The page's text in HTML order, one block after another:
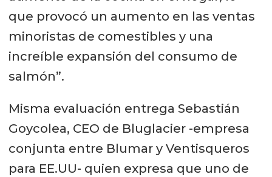
que provocó un aumento en las ventas
minoristas de comestibles y una
increíble expansión del consumo de
salmón”.
Misma evaluación entrega Sebastián
Goycolea, CEO de Bluglacier -empresa
conjunta entre Blumar y Ventisqueros
para EE.UU- quien expresa que uno de